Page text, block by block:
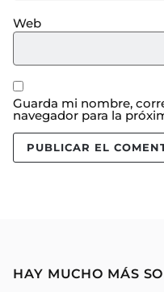
Web
Guarda mi nombre,
navegador para la
HAY MUCHO MÁS